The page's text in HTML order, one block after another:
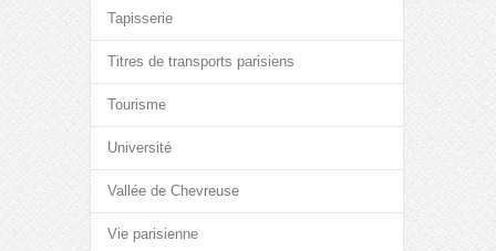
Tapisserie
Titres de transports parisiens
Tourisme
Université
Vallée de Chevreuse
Vie parisienne